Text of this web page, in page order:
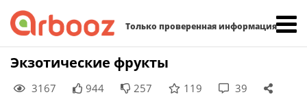
Только проверенная информация
Skip
content
Экзотические фрукты
3167 944 257 119 39
Найти: